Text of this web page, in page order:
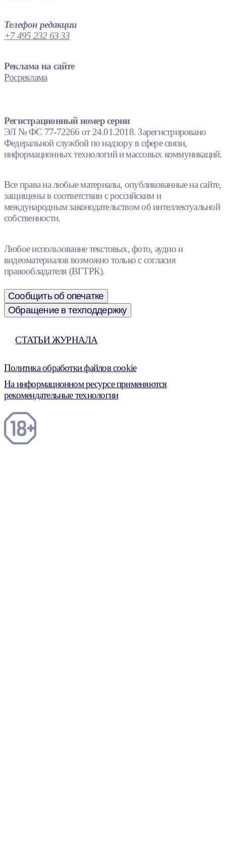
Телефон редакции
+7 495 232 63 33
Реклама на сайте
Росреклама
Регистрационный номер серии
ЭЛ № ФС 77-72266 от 24.01.2018. Зарегистрировано
Федеральной службой по надзору в сфере связи,
информационных технологий и массовых коммуникаций.
Все права на любые материалы, опубликованные на сайте,
защищены в соответствии с российским и
международным законодательством об интеллектуальной
собственности.
Любое использование текстовых, фото, аудио и
видеоматериалов возможно только с согласия
правообладателя (ВГТРК).
Сообщить об опечатке
Обращение в техподдержку
СТАТЬИ ЖУРНАЛА
Политика обработки файлов cookie
На информационном ресурсе применяются
рекомендательные технологии